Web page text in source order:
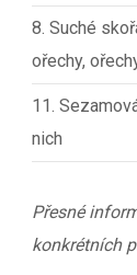
8. Suché
ořechy,
11.
nich
Přesné
konkrétních